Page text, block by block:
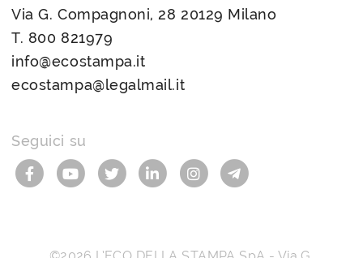
Via G. Compagnoni, 28 20129 Milano
T. 800 821979
info@ecostampa.it
ecostampa@legalmail.it
Seguici su